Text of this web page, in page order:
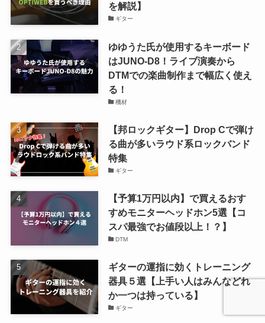
を解説】
ギター
ゆゆうた氏が使用するキーボード
はJUNO-D8！ライブ演奏から
DTMでの楽曲制作まで幅広く使え
る！
機材
【邦ロックギター】Drop Cで弾け
る曲が多いラウド系ロックバンド
特集
ギター
【予算1万円以内】で買えるおす
すめモニターヘッドホン5選【コ
スパ最強でお値段以上！？】
DTM
ギターの運指に効くトレーニング
器具５選【上手い人はみんなどれ
か一つは持っている】
ギター